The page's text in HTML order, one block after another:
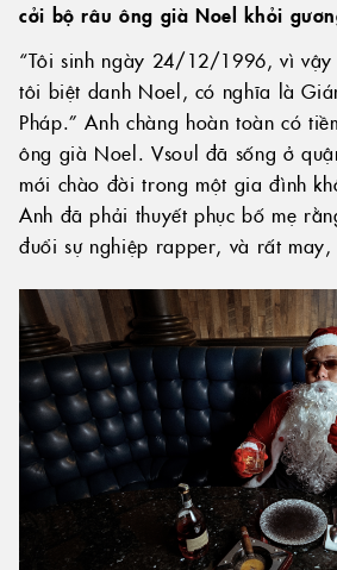
cởi bộ râu ông già Noel khỏi
“Tôi sinh ngày 24/12/1996, vì
tôi biệt danh Noel, có nghĩa là
Pháp.” Anh chàng hoàn toàn có
ông già Noel. Vsoul đã sống ở
mới chào đời trong một gia đình
Anh đã phải thuyết phục bố mẹ
đuổi sự nghiệp rapper, và rất